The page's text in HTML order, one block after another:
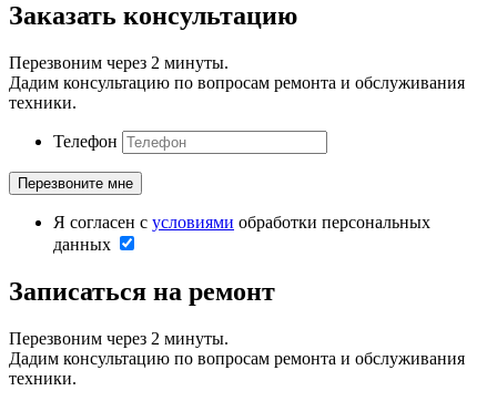
Заказать консультацию
Перезвоним через 2 минуты.
Дадим консультацию по вопросам ремонта и обслуживания
техники.
Телефон
Я согласен с условиями обработки персональных
данных
Записаться на ремонт
Перезвоним через 2 минуты.
Дадим консультацию по вопросам ремонта и обслуживания
техники.